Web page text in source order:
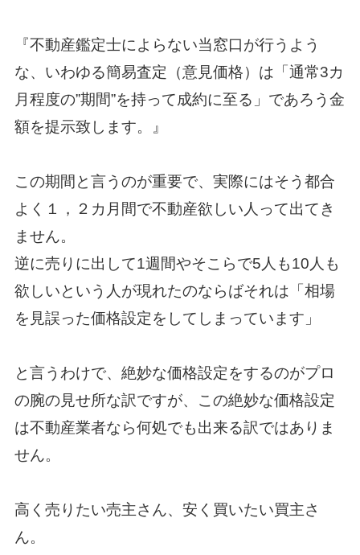
『不動産鑑定士によらない当窓口が行うよう
な、いわゆる簡易査定（意見価格）は「通常3カ
月程度の”期間”を持って成約に至る」であろう金
額を提示致します。』
この期間と言うのが重要で、実際にはそう都合
よく１，２カ月間で不動産欲しい人って出てき
ません。
逆に売りに出して1週間やそこらで5人も10人も
欲しいという人が現れたのならばそれは「相場
を見誤った価格設定をしてしまっています」
と言うわけで、絶妙な価格設定をするのがプロ
の腕の見せ所な訳ですが、この絶妙な価格設定
は不動産業者なら何処でも出来る訳ではありま
せん。
高く売りたい売主さん、安く買いたい買主さ
ん。